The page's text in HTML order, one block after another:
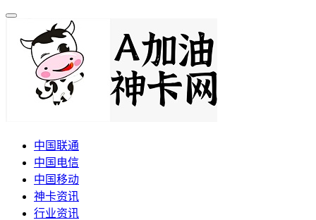
中国联通
中国电信
中国移动
神卡资讯
行业资讯